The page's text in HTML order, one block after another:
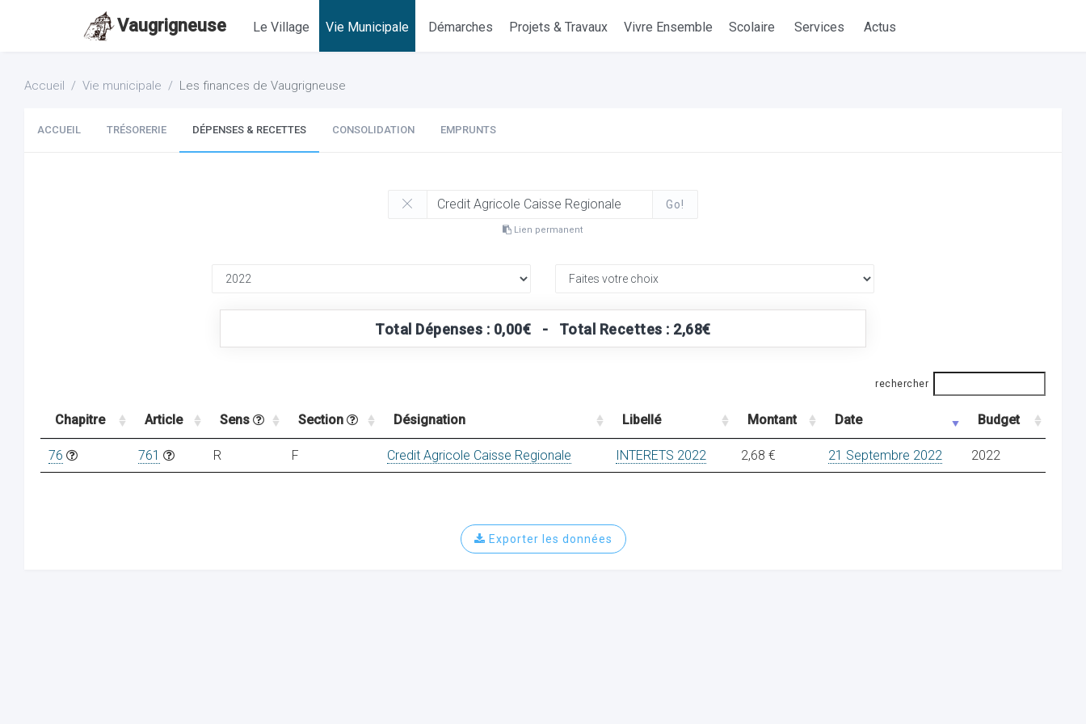
Vaugrigneuse Le Village Vie Municipale Démarches Projets & Travaux Vivre Ensemble Scolaire Services Actus
Accueil Vie municipale Les finances de Vaugrigneuse
ACCUEIL TRÉSORERIE DÉPENSES & RECETTES CONSOLIDATION EMPRUNTS
Go!
Lien permanent
Total Dépenses : 0,00€ - Total Recettes : 2,68€
rechercher
Chapitre Article Sens Section Désignation Libellé Montant Date Budget
76 761 R F Credit Agricole Caisse Regionale INTERETS 2022 2,68 € 21 Septembre 2022 2022
Exporter les données